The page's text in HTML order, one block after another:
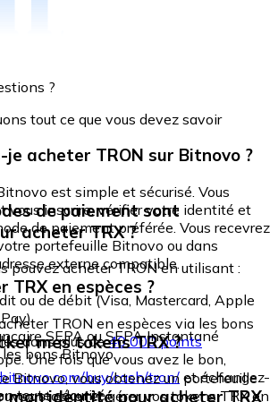
?
tout ce que vous devez savoir
je acheter TRON sur Bitnovo ?
est simple et sécurisé. Vous
vous inscrire, vérifier votre identité et
de paiement préférée. Vous recevrez
portefeuille Bitnovo ou dans
externe compatible.
de paiement sont
acheter TRX ?
pouvez acheter TRON en utilisant :
ou de débit (Visa, Mastercard, Apple
SEPA ou SEPA Instantané
les bons Bitnovo
TRX en espèces ?
TRON en espèces via les bons
dans plus de40 000 points
Une fois que vous avez le bon,
buy/cash/tron/ et échangez-
toute sécurité.
mes tokens TRX ?
Bitnovo, vous obtenez un portefeuille
stocker et gérer vos tokens TRX en
mon identité pour acheter TRX